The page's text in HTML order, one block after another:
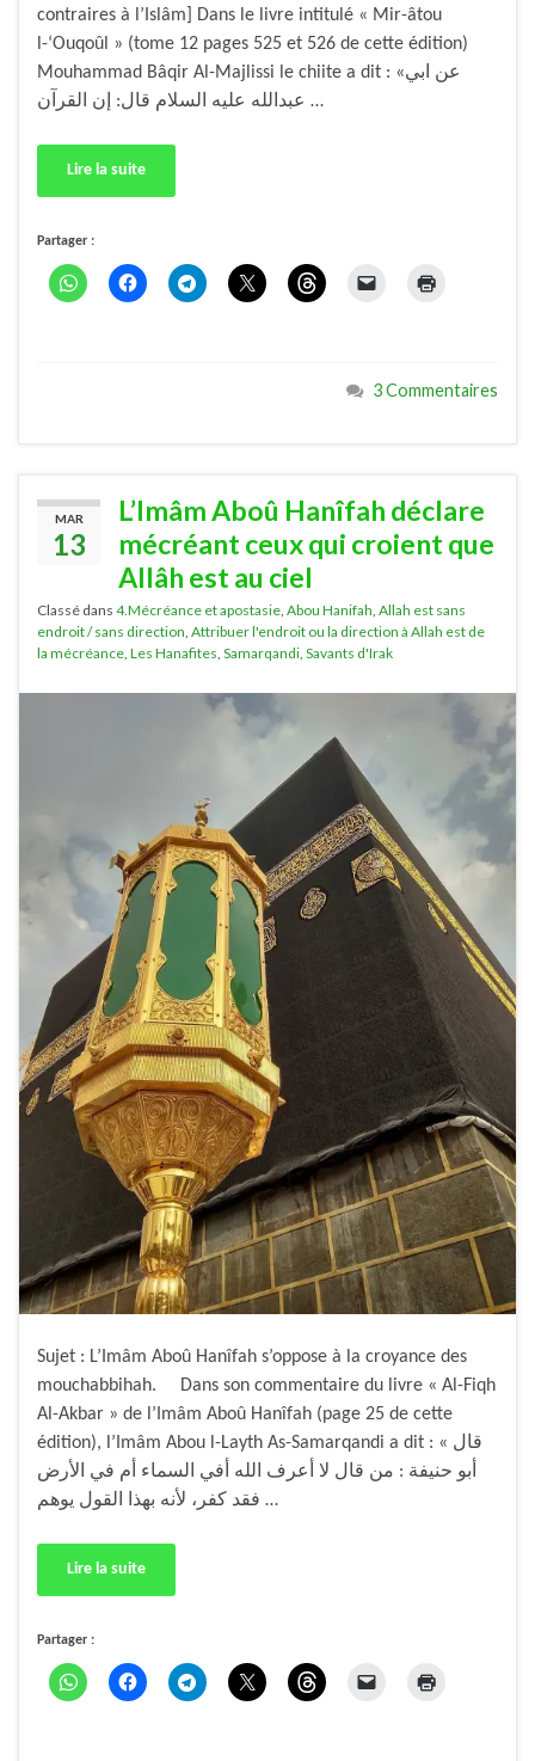
contraires à l’Islâm] Dans le livre intitulé « Mir-âtou
l-‘Ouqoûl » (tome 12 pages 525 et 526 de cette édition)
Mouhammad Bâqir Al-Majlissi le chiite a dit : «عن ابي
عبدالله عليه السلام قال: إن القرآن …
Lire la suite
Partager :
3 Commentaires
MAR
13
L’Imâm Aboû Hanîfah déclare
mécréant ceux qui croient que
Allâh est au ciel
Classé dans 4.Mécréance et apostasie, Abou Hanifah, Allah est sans
endroit / sans direction, Attribuer l'endroit ou la direction à Allah est de
la mécréance, Les Hanafites, Samarqandi, Savants d'Irak
Sujet : L’Imâm Aboû Hanîfah s’oppose à la croyance des
mouchabbihah. Dans son commentaire du livre « Al-Fiqh
Al-Akbar » de l’Imâm Aboû Hanîfah (page 25 de cette
édition), l’Imâm Abou l-Layth As-Samarqandi a dit : « قال
أبو حنيفة : من قال لا أعرف الله أفي السماء أم في الأرض
فقد كفر، لأنه بهذا القول يوهم …
Lire la suite
Partager :